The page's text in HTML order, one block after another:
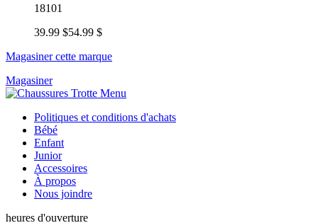
18101
39.99 $54.99 $
Magasiner cette marque
Magasiner
Politiques et conditions d'achats
Bébé
Enfant
Junior
Accessoires
À propos
Nous joindre
heures d'ouverture